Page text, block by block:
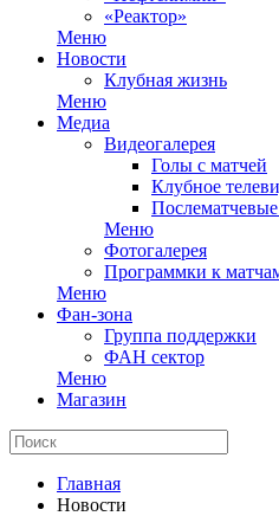
«Реактор»
Меню
Новости
Клубная жизнь
Меню
Медиа
Видеогалерея
Голы с матчей
Клубное
Меню
Фотогалерея
Программки к
Меню
Фан-зона
Группа поддержки
ФАН сектор
Меню
Магазин
Главная
Новости